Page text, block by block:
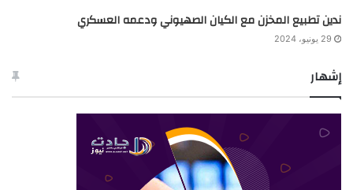
ندين تطبيع المخزن مع الكيان الصهيوني ودعمه العسكري
29 يونيو، 2024
إشهار